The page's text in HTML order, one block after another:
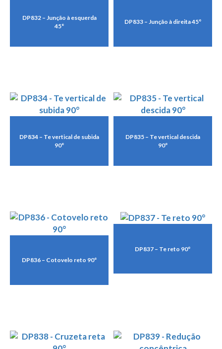
DP832 – Junção à esquerda
45°
DP833 – Junção à direita 45°
DP834 – Te vertical de subida
90°
DP835 – Te vertical descida
90°
DP836 – Cotovelo reto 90°
DP837 – Te reto 90°